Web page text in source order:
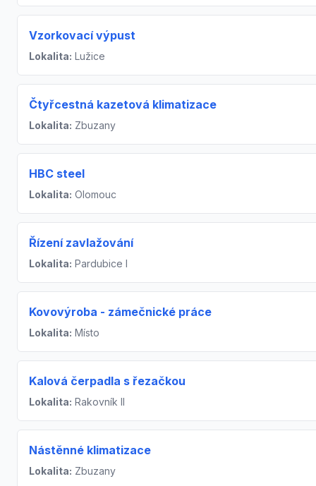
Vzorkovací výpust
Lokalita: Lužice
Čtyřcestná kazetová klimatizace
Lokalita: Zbuzany
HBC steel
Lokalita: Olomouc
Řízení zavlažování
Lokalita: Pardubice I
Kovovýroba - zámečnické práce
Lokalita: Místo
Kalová čerpadla s řezačkou
Lokalita: Rakovník II
Nástěnné klimatizace
Lokalita: Zbuzany